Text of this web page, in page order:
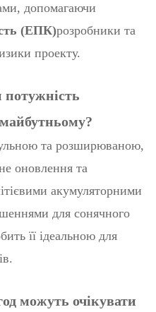
допомагаючи
(ЕПК)розробники та
проекту.
та розширюваною,
оновлення та
акумуляторними
для сонячного
її ідеальною для
можуть очікувати